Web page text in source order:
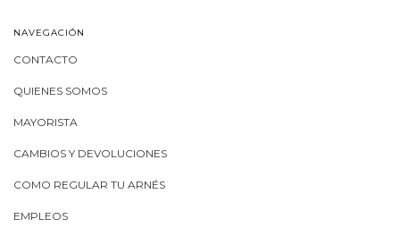
NAVEGACIÓN
CONTACTO
QUIENES SOMOS
MAYORISTA
CAMBIOS Y DEVOLUCIONES
COMO REGULAR TU ARNÉS
EMPLEOS